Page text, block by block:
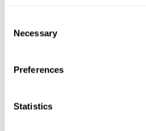
Selection
Necessary
Preferences
Statistics
العصبية بعد 3 أسابيع.